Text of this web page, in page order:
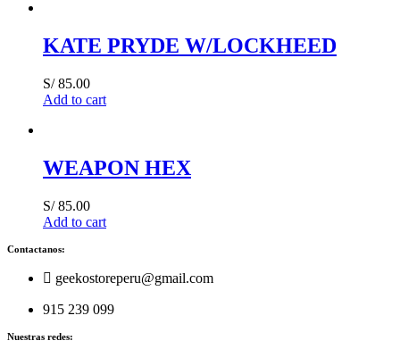
KATE PRYDE W/LOCKHEED
S/85.00
Add to cart
WEAPON HEX
S/85.00
Add to cart
Contactanos:
geekostoreperu@gmail.com
915 239 099
Nuestras redes: